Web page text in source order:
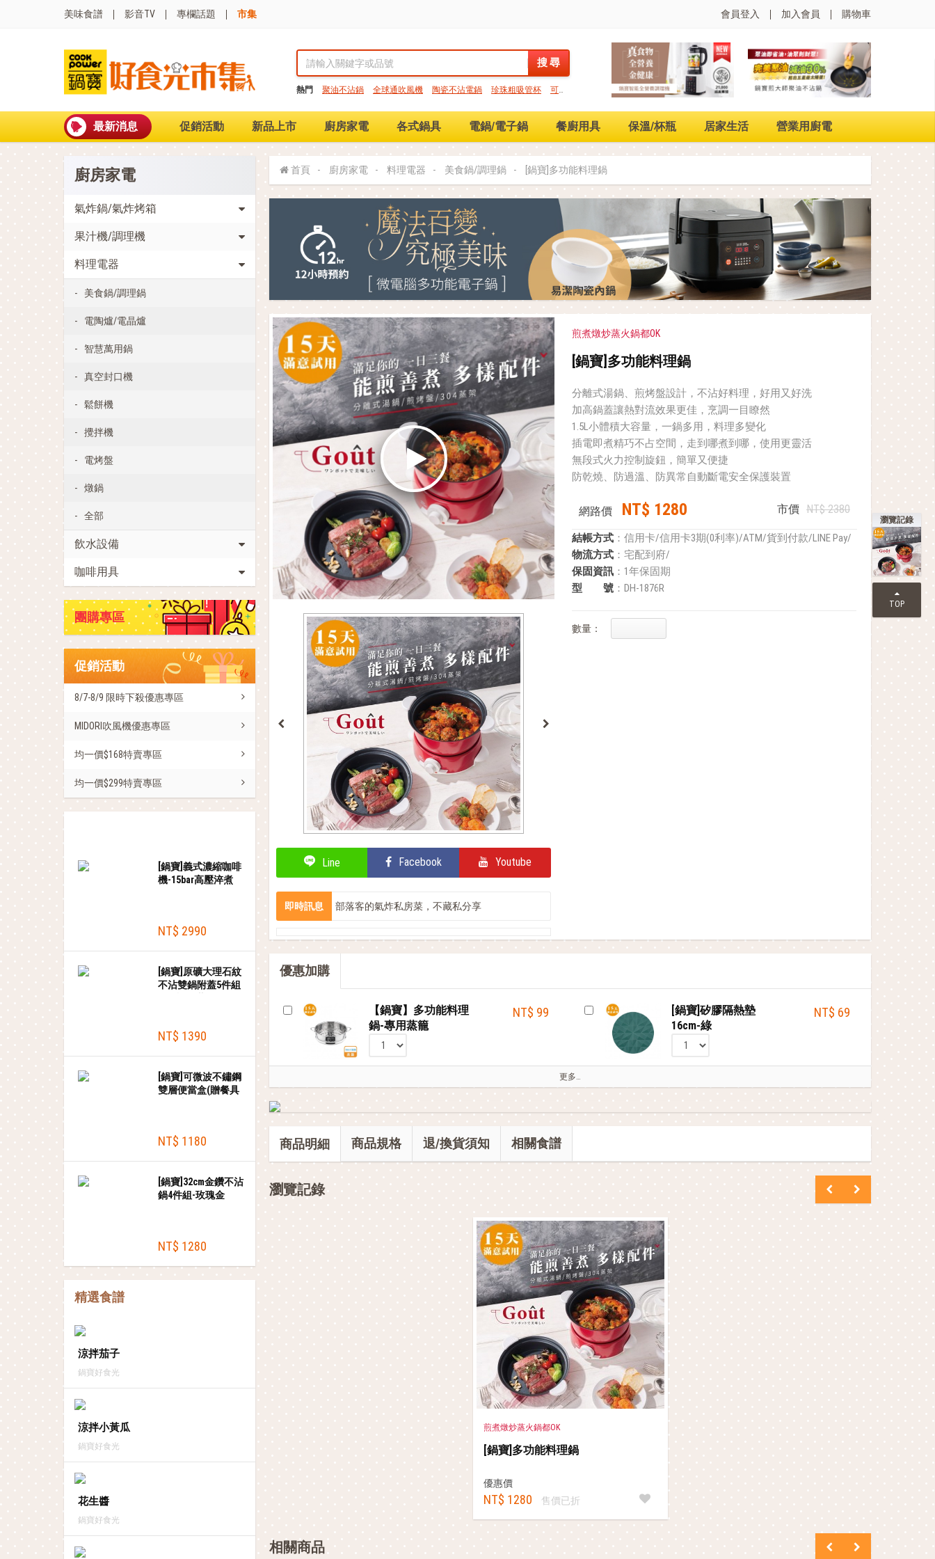
美味食譜 影音TV 專欄話題 市集 會員登入 加入會員 購物車
搜 尋
熱門 聚油不沾鍋 全球通吹風機 陶瓷不沾電鍋 珍珠粗吸管杯
可微
最新消息 促銷活動 新品上市 廚房家電 各式鍋具 電鍋/電子鍋 餐廚用具 保溫/杯瓶 居家生活 營業用廚電
廚房家電
氣炸鍋/氣炸烤箱
果汁機/調理機
料理電器
美食鍋/調理鍋
電陶爐/電晶爐
智慧萬用鍋
真空封口機
鬆餅機
攪拌機
電烤盤
燉鍋
全部
飲水設備
咖啡用具
團購專區
促銷活動
8/7-8/9 限時下殺優惠專區
MIDORI吹風機優惠專區
均一價$168特賣專區
均一價$299特賣專區
[鍋寶]義式濃縮咖啡
機-15bar高壓淬煮
NT$ 2990
[鍋寶]原礦大理石紋
不沾雙鍋附蓋5件組
NT$ 1390
[鍋寶]可微波不鏽鋼
雙層便當盒(贈餐具
NT$ 1180
[鍋寶]32cm金鑽不沾
鍋4件組-玫瑰金
NT$ 1280
精選食譜
涼拌茄子
鍋寶好食光
涼拌小黃瓜
鍋寶好食光
花生醬
鍋寶好食光
首頁 廚房家電 料理電器 美食鍋/調理鍋 [鍋寶]多功能料理鍋
Line Facebook Youtube
即時訊息
部落客的氣炸私房菜，不藏私分享
煎煮燉炒蒸火鍋都OK
[鍋寶]多功能料理鍋
分離式湯鍋、煎烤盤設計，不沾好料理，好用又好洗
加高鍋蓋讓熱對流效果更佳，烹調一目瞭然
1.5L小體積大容量，一鍋多用，料理多變化
插電即煮精巧不占空間，走到哪煮到哪，使用更靈活
無段式火力控制旋鈕，簡單又便捷
防乾燒、防過溫、防異常自動斷電安全保護裝置
網路價 NT$ 1280 市價 NT$ 2380
結帳方式 ：信用卡/信用卡3期(0利率)/ATM/貨到付款/LINE Pay/
物流方式 ：宅配到府/
保固資訊 ：1年保固期
型 號 ：DH-1876R
數量：
優惠加購
【鍋寶】多功能料理
鍋-專用蒸籠
NT$ 99
[鍋寶]矽膠隔熱墊
16cm-綠
NT$ 69
更多…
商品明細 商品規格 退/換貨須知 相關食譜
瀏覽記錄
煎煮燉炒蒸火鍋都OK
[鍋寶]多功能料理鍋
優惠價
NT$ 1280 售價已折
相關商品
瀏覽記錄
TOP
搜 尋